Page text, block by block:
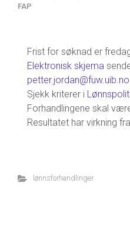
FAP
Frist for søknad er
Elektronisk skjema
petter.jordan@fuw.uib.no
Sjekk kriterer i
Forhandlingene skal
Resultatet har virkning
lønnsforhandlinger